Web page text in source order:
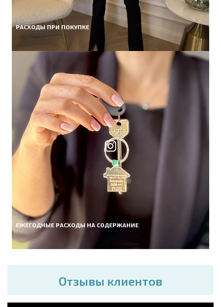
РАСХОДЫ ПРИ ПОКУПКЕ
ЕЖЕГОДНЫЕ РАСХОДЫ НА СОДЕРЖАНИЕ
Отзывы клиентов